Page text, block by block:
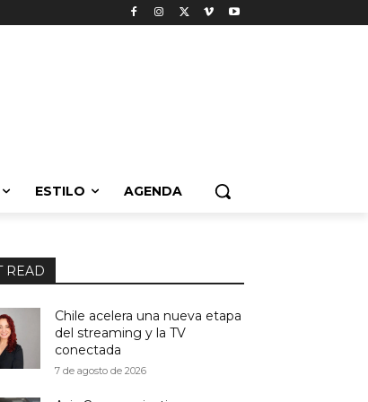
ESTILO AGENDA
READ
Chile acelera una nueva etapa
del streaming y la TV
conectada
7 de agosto de 2026